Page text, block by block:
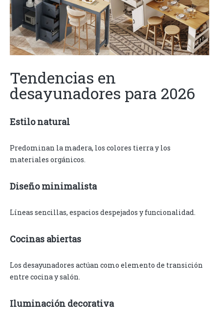
Tendencias en
desayunadores para 2026
Estilo natural
Predominan la madera, los colores tierra y los
materiales orgánicos.
Diseño minimalista
Líneas sencillas, espacios despejados y funcionalidad.
Cocinas abiertas
Los desayunadores actúan como elemento de transición
entre cocina y salón.
Iluminación decorativa